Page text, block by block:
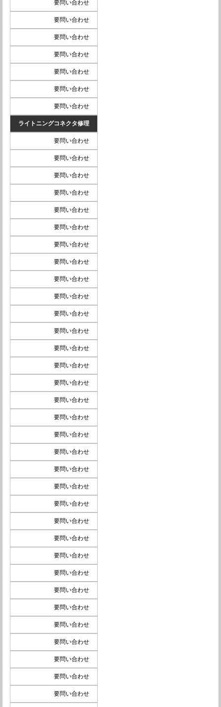
要問い合わせ
要問い合わせ
要問い合わせ
要問い合わせ
要問い合わせ
要問い合わせ
要問い合わせ
ライトニングコネクタ修理
要問い合わせ
要問い合わせ
要問い合わせ
要問い合わせ
要問い合わせ
要問い合わせ
要問い合わせ
要問い合わせ
要問い合わせ
要問い合わせ
要問い合わせ
要問い合わせ
要問い合わせ
要問い合わせ
要問い合わせ
要問い合わせ
要問い合わせ
要問い合わせ
要問い合わせ
要問い合わせ
要問い合わせ
要問い合わせ
要問い合わせ
要問い合わせ
要問い合わせ
要問い合わせ
要問い合わせ
要問い合わせ
要問い合わせ
要問い合わせ
要問い合わせ
要問い合わせ
要問い合わせ